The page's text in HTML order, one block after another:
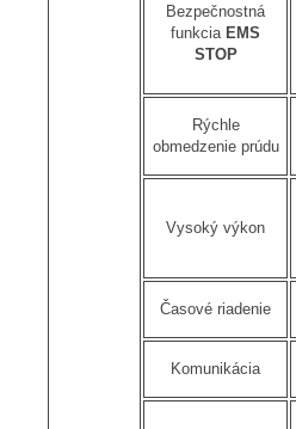
Bezpečnostná
funkcia EMS
STOP
Rýchle
obmedzenie prúdu
Vysoký výkon
Časové riadenie
Komunikácia